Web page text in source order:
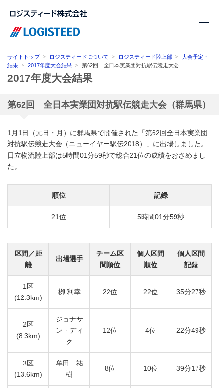
サイトトップ ロジスティードについて ロジスティード陸上部
大会予定・
結果
2017年度大会結果 第62回 全日本実業団対抗駅伝競走大会
2017年度大会結果
第62回 全日本実業団対抗駅伝競走大会（群馬県）
1月1日（元日・月）に群馬県で開催された「第62回全日本実業団
対抗駅伝競走大会（ニューイヤー駅伝2018）」に出場しました。
日立物流陸上部は5時間01分59秒で総合21位の成績をおさめまし
た。
順位 記録
21位 5時間01分59秒
区間／距
離
出場選手
チーム区
間順位
個人区間
順位
個人区間
記録
1区
(12.3km)
栁 利幸 22位 22位 35分27秒
2区
(8.3km)
ジョナサ
ン・ディ
ク
12位 4位 22分49秒
3区
(13.6km)
牟田 祐
樹
8位 10位 39分17秒